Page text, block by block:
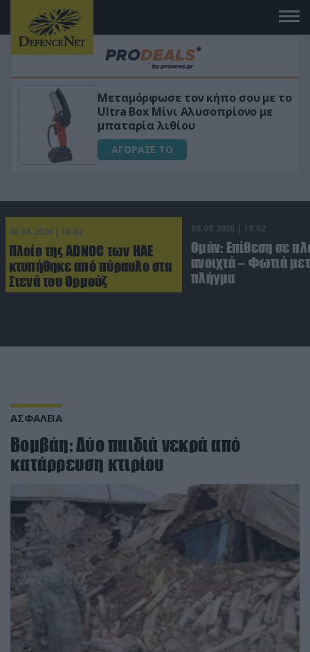
τον κήπο σου με το
Μίνι Αλυσοπρίονο με
λιθίου
«Μαγική»
για
08.08.2026 | 18:02
Πλοίο της ADNOC των ΗΑΕ
κτυπήθηκε από πύραυλο στα
Στενά του Ορμούζ
08.08.2026 | 18:02
Ομάν: Επίθεση σε
ανοιχτά – Φωτιά
πλήγμα
ΑΣΦΑΛΕΙΑ
Βομβάη: Δύο παιδιά νεκρά από
κατάρρευση κτιρίου